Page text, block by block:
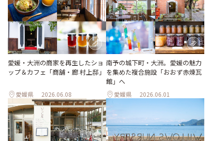
愛媛・大洲の商家を再生したショ
ップ＆カフェ「商舗・廊 村上邸」
愛媛県 2026.06.08
南予の城下町・大洲。愛媛の魅力
を集めた複合施設「おおず赤煉瓦
館」へ
愛媛県 2026.06.01